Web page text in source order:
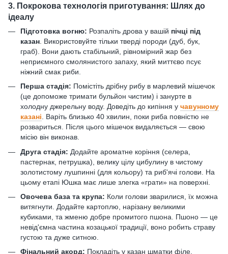
3. Покрокова технологія приготування: Шлях до
ідеалу
Підготовка вогню: Розпаліть дрова у вашій пічці під
казан . Використовуйте тільки тверді породи (дуб, бук,
граб). Вони дають стабільний, рівномірний жар без
неприємного смолянистого запаху, який миттєво псує
ніжний смак риби.
Перша стадія: Помістіть дрібну рибу в марлевий мішечок
(це допоможе тримати бульйон чистим) і занурте в
холодну джерельну воду. Доведіть до кипіння у чавунному
казані . Варіть близько 40 хвилин, поки риба повністю не
розвариться. Після цього мішечок видаляється — свою
місію він виконав.
Друга стадія: Додайте ароматне коріння (селера,
пастернак, петрушка), велику цілу цибулину в чистому
золотистому лушпинні (для кольору) та риб'ячі голови. На
цьому етапі Юшка має лише злегка «грати» на поверхні.
Овочева база та крупа: Коли голови зварилися, їх можна
витягнути. Додайте картоплю, нарізану великими
кубиками, та жменю добре промитого пшона. Пшоно — це
невід'ємна частина козацької традиції, воно робить страву
густою та дуже ситною.
Фінальний акорд: Покладіть у казан шматки філе.